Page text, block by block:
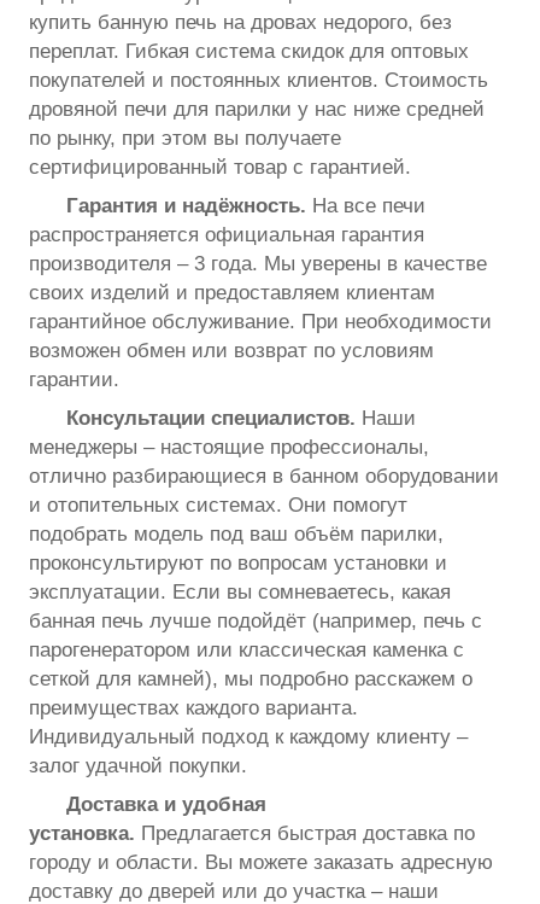
купить банную печь на дровах недорого, без
переплат. Гибкая система скидок для оптовых
покупателей и постоянных клиентов. Стоимость
дровяной печи для парилки у нас ниже средней
по рынку, при этом вы получаете
сертифицированный товар с гарантией.
Гарантия и надёжность. На все печи
распространяется официальная гарантия
производителя – 3 года. Мы уверены в качестве
своих изделий и предоставляем клиентам
гарантийное обслуживание. При необходимости
возможен обмен или возврат по условиям
гарантии.
Консультации специалистов. Наши
менеджеры – настоящие профессионалы,
отлично разбирающиеся в банном оборудовании
и отопительных системах. Они помогут
подобрать модель под ваш объём парилки,
проконсультируют по вопросам установки и
эксплуатации. Если вы сомневаетесь, какая
банная печь лучше подойдёт (например, печь с
парогенератором или классическая каменка с
сеткой для камней), мы подробно расскажем о
преимуществах каждого варианта.
Индивидуальный подход к каждому клиенту –
залог удачной покупки.
Доставка и удобная
установка. Предлагается быстрая доставка по
городу и области. Вы можете заказать адресную
доставку до дверей или до участка – наши